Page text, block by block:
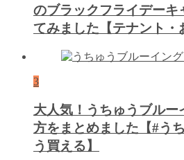
のブラックフライデーキ
てみました【テナント・
3
大人気！うちゅうブルー
方をまとめました【#う
う買える】